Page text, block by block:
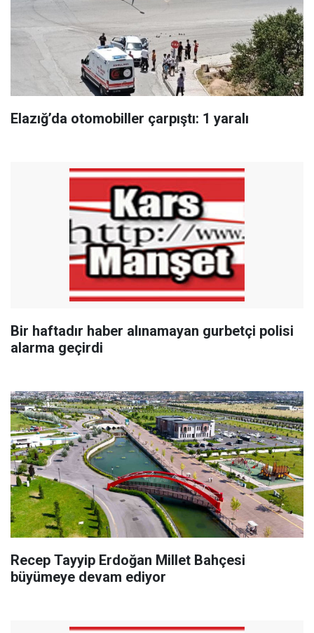
Elazığ’da otomobiller çarpıştı: 1 yaralı
Bir haftadır haber alınamayan gurbetçi polisi
alarma geçirdi
Recep Tayyip Erdoğan Millet Bahçesi
büyümeye devam ediyor